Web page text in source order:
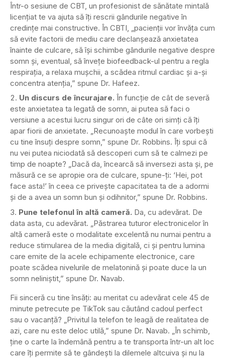
Într-o sesiune de CBT, un profesionist de sănătate mintală
licențiat te va ajuta să îți rescrii gândurile negative în
credințe mai constructive. În CBTI, „pacienții vor învăța cum
să evite factorii de mediu care declanșează anxietatea
înainte de culcare, să își schimbe gândurile negative despre
somn și, eventual, să învețe biofeedback-ul pentru a regla
respirația, a relaxa mușchii, a scădea ritmul cardiac și a-și
concentra atenția,” spune Dr. Hafeez.
Un discurs de încurajare. În funcție de cât de severă
este anxietatea ta legată de somn, ai putea să faci o
versiune a acestui lucru singur ori de câte ori simți că îți
apar fiorii de anxietate. „Recunoaște modul în care vorbești
cu tine însuți despre somn,” spune Dr. Robbins. Îți spui că
nu vei putea niciodată să descoperi cum să te calmezi pe
timp de noapte? „Dacă da, încearcă să inversezi asta și, pe
măsură ce se apropie ora de culcare, spune-ți: ‘Hei, pot
face asta!’ în ceea ce privește capacitatea ta de a adormi
și de a avea un somn bun și odihnitor,” spune Dr. Robbins.
Pune telefonul în altă cameră. Da, cu adevărat. De
data asta, cu adevărat. „Păstrarea tuturor electronicelor în
altă cameră este o modalitate excelentă nu numai pentru a
reduce stimularea de la media digitală, ci și pentru lumina
care emite de la acele echipamente electronice, care
poate scădea nivelurile de melatonină și poate duce la un
somn neliniștit,” spune Dr. Navab.
Fii sinceră cu tine însăți: au meritat cu adevărat cele 45 de
minute petrecute pe TikTok sau căutând cadoul perfect
sau o vacanță? „Privitul la telefon te leagă de realitatea de
azi, care nu este deloc utilă,” spune Dr. Navab. „În schimb,
ține o carte la îndemână pentru a te transporta într-un alt loc
care îți permite să te gândești la dilemele altcuiva și nu la